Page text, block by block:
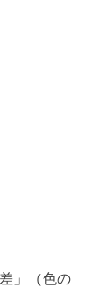
」（色の